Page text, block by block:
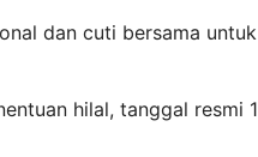
dan cuti bersama untuk
hilal, tanggal resmi 1